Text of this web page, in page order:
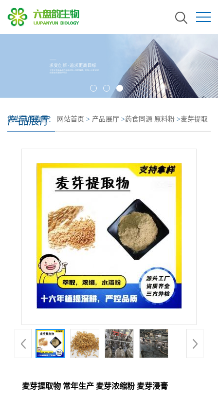
产品展厅
您当前的位置： 网站首页 > 产品展厅 >药食同源 原料粉 >麦芽提取
麦芽提取物 常年生产 麦芽浓缩粉 麦芽浸膏